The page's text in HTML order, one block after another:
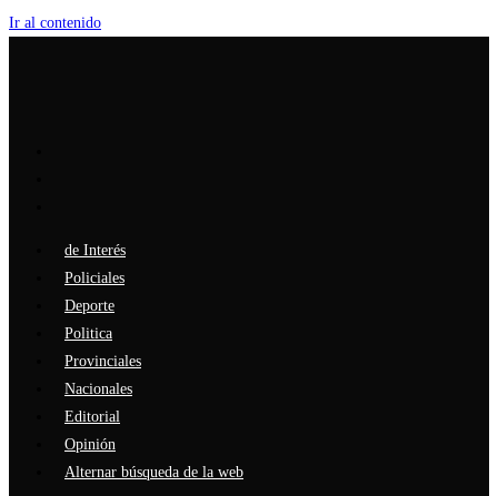
Ir al contenido
de Interés
Policiales
Deporte
Politica
Provinciales
Nacionales
Editorial
Opinión
Alternar búsqueda de la web